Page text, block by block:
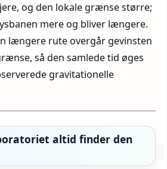
og den lokale grænse større;
mere og bliver længere.
længere rute overgår gevinsten
så den samlede tid øges
gravitationelle
altid finder den